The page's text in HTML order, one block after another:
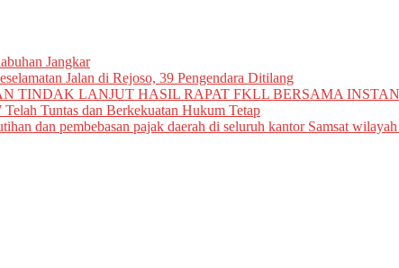
Jangkar
Jalan di Rejoso, 39 Pengendara Ditilang
TINDAK LANJUT HASIL RAPAT FKLL BERSAMA
Telah Tuntas dan Berkekuatan Hukum Tetap
dan pembebasan pajak daerah di seluruh kantor Samsat